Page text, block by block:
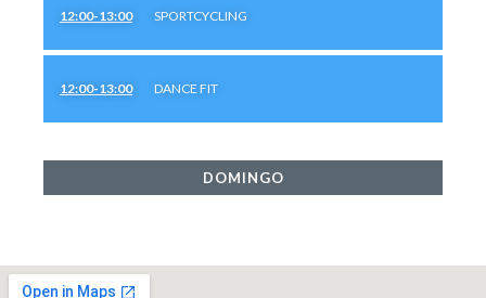
12:00-13:00SPORTCYCLING
12:00-13:00DANCE FIT
DOMINGO